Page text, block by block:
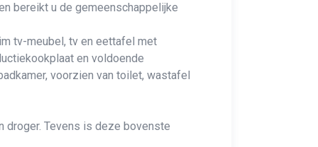
bereikt u de gemeenschappelijke
tv-meubel, tv en eettafel met
en voldoende
voorzien van toilet, wastafel
droger. Tevens is deze bovenste